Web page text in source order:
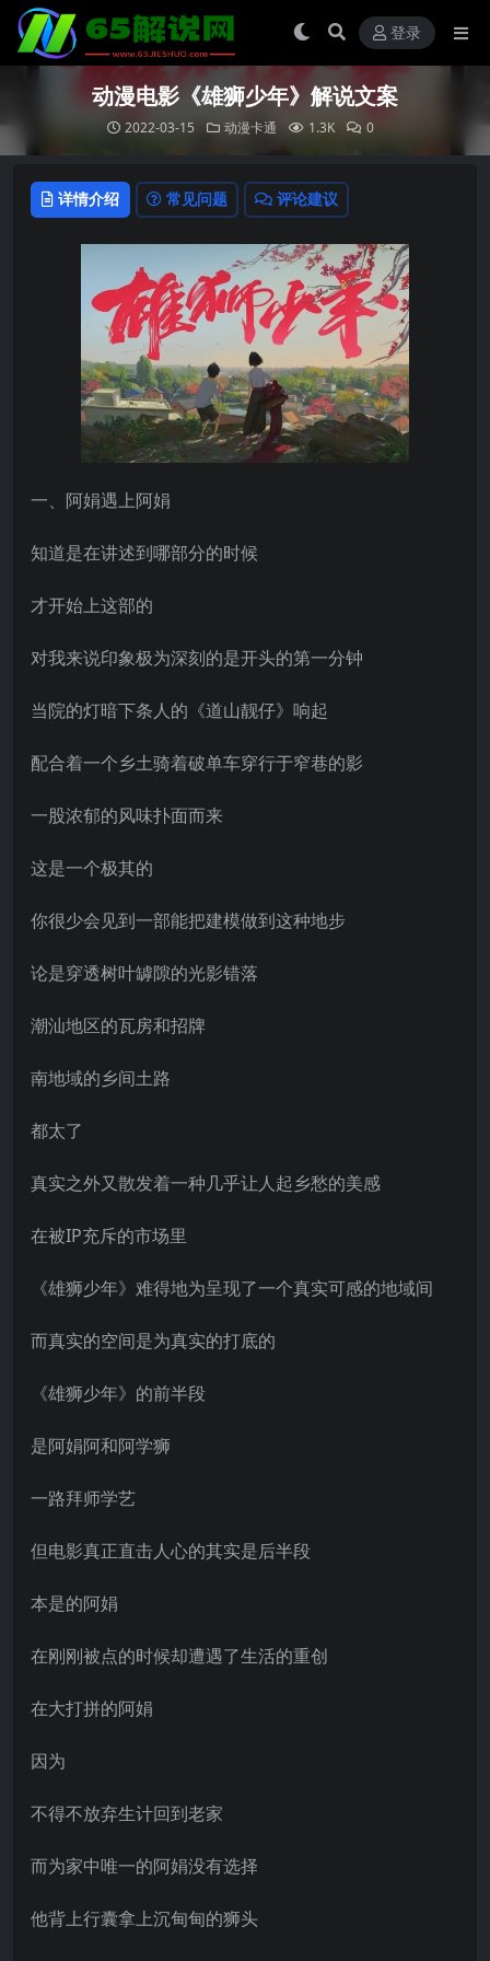
登录
动漫电影《雄狮少年》解说文案
2022-03-15 动漫卡通 1.3K 0
详情介绍 常见问题 评论建议
一、阿娟遇上阿娟
知道是在讲述到哪部分的时候
才开始上这部的
对我来说印象极为深刻的是开头的第一分钟
当院的灯暗下条人的《道山靓仔》响起
配合着一个乡土骑着破单车穿行于窄巷的影
一股浓郁的风味扑面而来
这是一个极其的
你很少会见到一部能把建模做到这种地步
论是穿透树叶罅隙的光影错落
潮汕地区的瓦房和招牌
南地域的乡间土路
都太了
真实之外又散发着一种几乎让人起乡愁的美感
在被IP充斥的市场里
《雄狮少年》难得地为呈现了一个真实可感的地域间
而真实的空间是为真实的打底的
《雄狮少年》的前半段
是阿娟阿和阿学狮
一路拜师学艺
但电影真正直击人心的其实是后半段
本是的阿娟
在刚刚被点的时候却遭遇了生活的重创
在大打拼的阿娟
因为
不得不放弃生计回到老家
而为家中唯一的阿娟没有选择
他背上行囊拿上沉甸甸的狮头